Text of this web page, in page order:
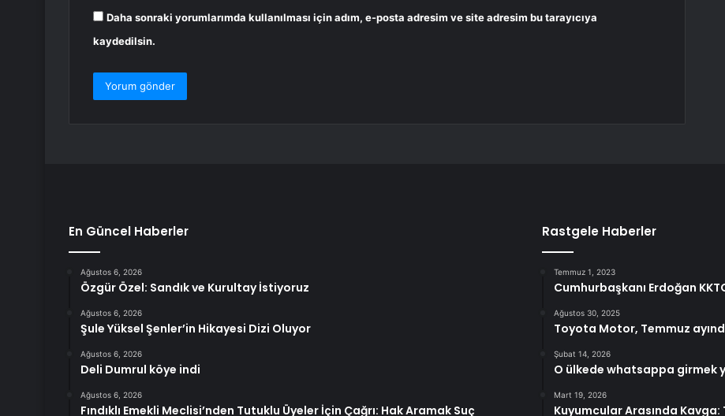
Daha sonraki yorumlarımda kullanılması için adım, e-posta adresim ve site adresim bu tarayıcıya
kaydedilsin.
En Güncel Haberler
Ağustos 6, 2026
Özgür Özel: Sandık ve Kurultay İstiyoruz
Ağustos 6, 2026
Şule Yüksel Şenler’in Hikayesi Dizi Oluyor
Ağustos 6, 2026
Deli Dumrul köye indi
Ağustos 6, 2026
Fındıklı Emekli Meclisi’nden Tutuklu Üyeler İçin Çağrı: Hak Aramak Suç
Rastgele Haberler
Temmuz 1, 2023
Cumhurbaşkanı Erdoğan
Ağustos 30, 2025
Toyota Motor, Temmuz
Şubat 14, 2026
O ülkede whatsappa girmek
Mart 19, 2026
Kuyumcular Arasında Kavga: